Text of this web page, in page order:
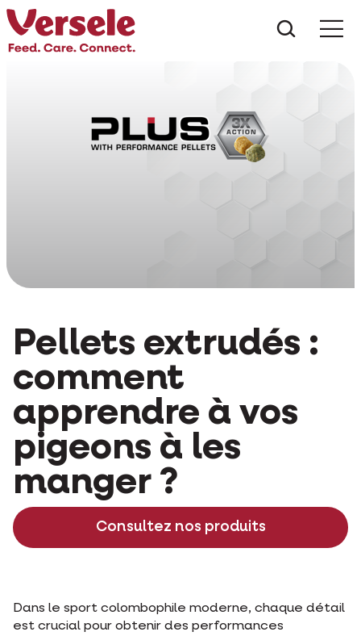
Pellets extrudés :
comment
apprendre à vos
pigeons à les
manger ?
Consultez nos produits
Dans le sport colombophile moderne, chaque détail
est crucial pour obtenir des performances